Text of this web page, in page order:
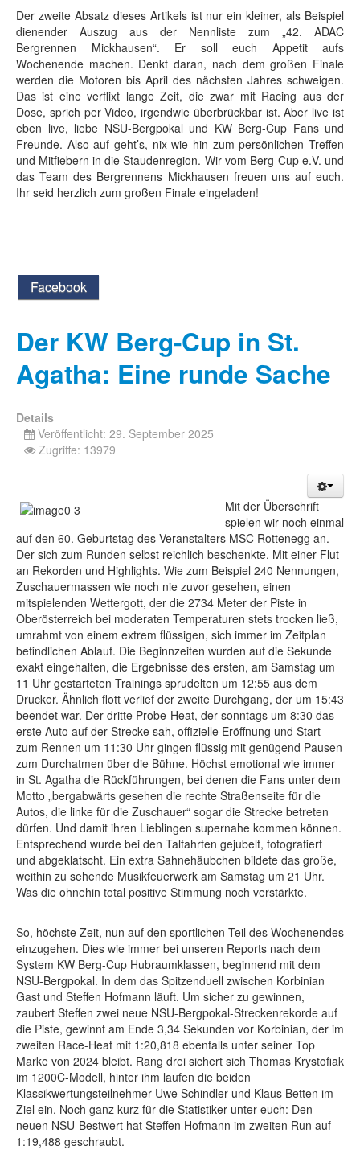
Der zweite Absatz dieses Artikels ist nur ein kleiner, als Beispiel
dienender Auszug aus der Nennliste zum „42. ADAC
Bergrennen Mickhausen“. Er soll euch Appetit aufs
Wochenende machen. Denkt daran, nach dem großen Finale
werden die Motoren bis April des nächsten Jahres schweigen.
Das ist eine verflixt lange Zeit, die zwar mit Racing aus der
Dose, sprich per Video, irgendwie überbrückbar ist. Aber live ist
eben live, liebe NSU-Bergpokal und KW Berg-Cup Fans und
Freunde. Also auf geht’s, nix wie hin zum persönlichen Treffen
und Mitfiebern in die Staudenregion. Wir vom Berg-Cup e.V. und
das Team des Bergrennens Mickhausen freuen uns auf euch.
Ihr seid herzlich zum großen Finale eingeladen!
Facebook
Der KW Berg-Cup in St.
Agatha: Eine runde Sache
Details
Veröffentlicht: 29. September 2025
Zugriffe: 13979
Mit der Überschrift
spielen wir noch einmal
auf den 60. Geburtstag des Veranstalters MSC Rottenegg an.
Der sich zum Runden selbst reichlich beschenkte. Mit einer Flut
an Rekorden und Highlights. Wie zum Beispiel 240 Nennungen,
Zuschauermassen wie noch nie zuvor gesehen, einen
mitspielenden Wettergott, der die 2734 Meter der Piste in
Oberösterreich bei moderaten Temperaturen stets trocken ließ,
umrahmt von einem extrem flüssigen, sich immer im Zeitplan
befindlichen Ablauf. Die Beginnzeiten wurden auf die Sekunde
exakt eingehalten, die Ergebnisse des ersten, am Samstag um
11 Uhr gestarteten Trainings sprudelten um 12:55 aus dem
Drucker. Ähnlich flott verlief der zweite Durchgang, der um 15:43
beendet war. Der dritte Probe-Heat, der sonntags um 8:30 das
erste Auto auf der Strecke sah, offizielle Eröffnung und Start
zum Rennen um 11:30 Uhr gingen flüssig mit genügend Pausen
zum Durchatmen über die Bühne. Höchst emotional wie immer
in St. Agatha die Rückführungen, bei denen die Fans unter dem
Motto „bergabwärts gesehen die rechte Straßenseite für die
Autos, die linke für die Zuschauer“ sogar die Strecke betreten
dürfen. Und damit ihren Lieblingen supernahe kommen können.
Entsprechend wurde bei den Talfahrten gejubelt, fotografiert
und abgeklatscht. Ein extra Sahnehäubchen bildete das große,
weithin zu sehende Musikfeuerwerk am Samstag um 21 Uhr.
Was die ohnehin total positive Stimmung noch verstärkte.
So, höchste Zeit, nun auf den sportlichen Teil des Wochenendes
einzugehen. Dies wie immer bei unseren Reports nach dem
System KW Berg-Cup Hubraumklassen, beginnend mit dem
NSU-Bergpokal. In dem das Spitzenduell zwischen Korbinian
Gast und Steffen Hofmann läuft. Um sicher zu gewinnen,
zaubert Steffen zwei neue NSU-Bergpokal-Streckenrekorde auf
die Piste, gewinnt am Ende 3,34 Sekunden vor Korbinian, der im
zweiten Race-Heat mit 1:20,818 ebenfalls unter seiner Top
Marke von 2024 bleibt. Rang drei sichert sich Thomas Krystofiak
im 1200C-Modell, hinter ihm laufen die beiden
Klassikwertungsteilnehmer Uwe Schindler und Klaus Betten im
Ziel ein. Noch ganz kurz für die Statistiker unter euch: Den
neuen NSU-Bestwert hat Steffen Hofmann im zweiten Run auf
1:19,488 geschraubt.